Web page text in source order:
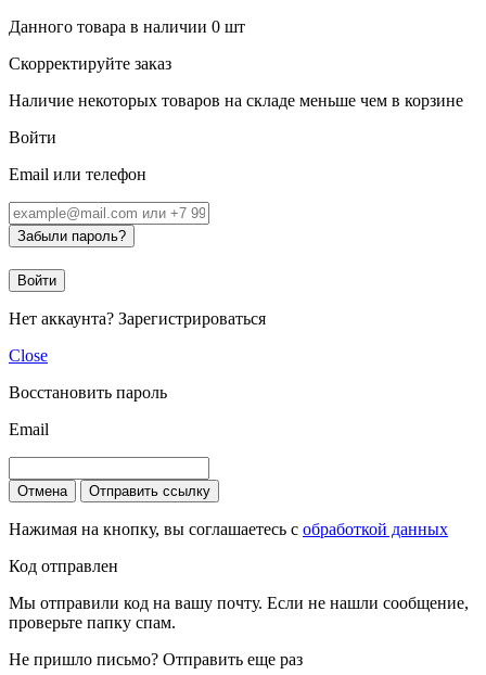
Данного товара в наличии 0 шт
Скорректируйте заказ
Наличие некоторых товаров на складе меньше чем в корзине
Войти
Email или телефон
Забыли пароль?
Войти
Нет аккаунта? Зарегистрироваться
Close
Восстановить пароль
Email
Отмена Отправить ссылку
Нажимая на кнопку, вы соглашаетесь с обработкой данных
Код отправлен
Мы отправили код на вашу почту. Если не нашли сообщение,
проверьте папку спам.
Не пришло письмо? Отправить еще раз